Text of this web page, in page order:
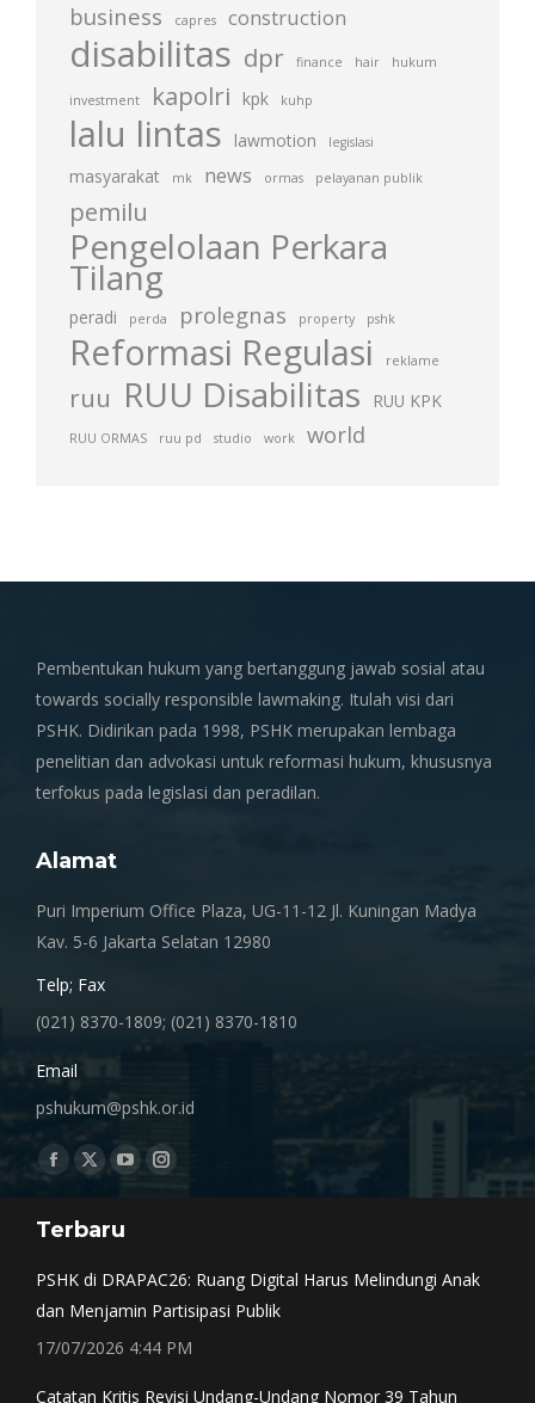
business capres construction
disabilitas dpr finance hair hukum
investment kapolri kpk kuhp
lalu lintas lawmotion legislasi
masyarakat mk news ormas pelayanan publik
pemilu
Pengelolaan Perkara
Tilang
peradi perda prolegnas property pshk
Reformasi Regulasi reklame
ruu RUU Disabilitas RUU KPK
RUU ORMAS ruu pd studio work world
Pembentukan hukum yang bertanggung jawab sosial atau
towards socially responsible lawmaking. Itulah visi dari
PSHK. Didirikan pada 1998, PSHK merupakan lembaga
penelitian dan advokasi untuk reformasi hukum, khususnya
terfokus pada legislasi dan peradilan.
Alamat
Puri Imperium Office Plaza, UG-11-12 Jl. Kuningan Madya
Kav. 5-6 Jakarta Selatan 12980
Telp; Fax
(021) 8370-1809; (021) 8370-1810
Email
pshukum@pshk.or.id
Find us on:
Facebook
opens
window
X
opens
window
YouTube
opens
Instagram
window
Terbaru
PSHK di DRAPAC26: Ruang Digital Harus Melindungi Anak
dan Menjamin Partisipasi Publik
17/07/2026 4:44 PM
Catatan Kritis Revisi Undang-Undang Nomor 39 Tahun